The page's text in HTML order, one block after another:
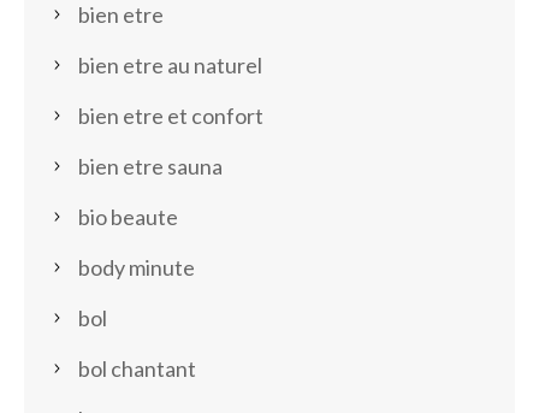
bien etre
bien etre au naturel
bien etre et confort
bien etre sauna
bio beaute
body minute
bol
bol chantant